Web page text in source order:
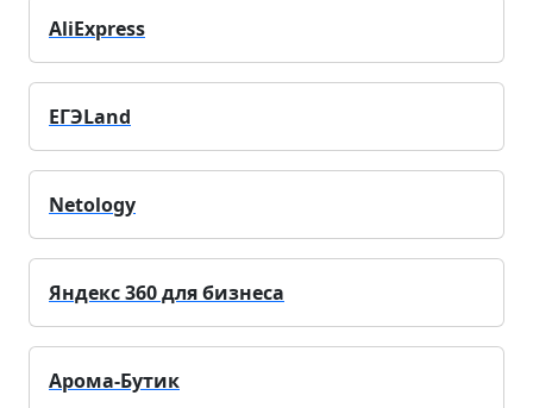
AliExpress
ЕГЭLand
Netology
Яндекс 360 для бизнеса
Арома-Бутик